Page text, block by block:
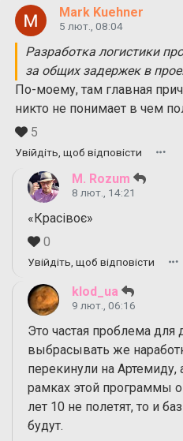
Mark Kuehner
5 лют., 08:04
Разработка логистики
за общих задержек в
По-моему, там главная
никто не понимает в чем
5
Увійдіть, щоб відповісти
M. Rozum
8 лют., 14:21
«Красівоє»
0
Увійдіть, щоб відповісти
klod_ua
9 лют., 06:16
Это частая проблема для
выбрасывать же
перекинули на Артемиду,
рамках этой программы
лет 10 не полетят, то и
будут.